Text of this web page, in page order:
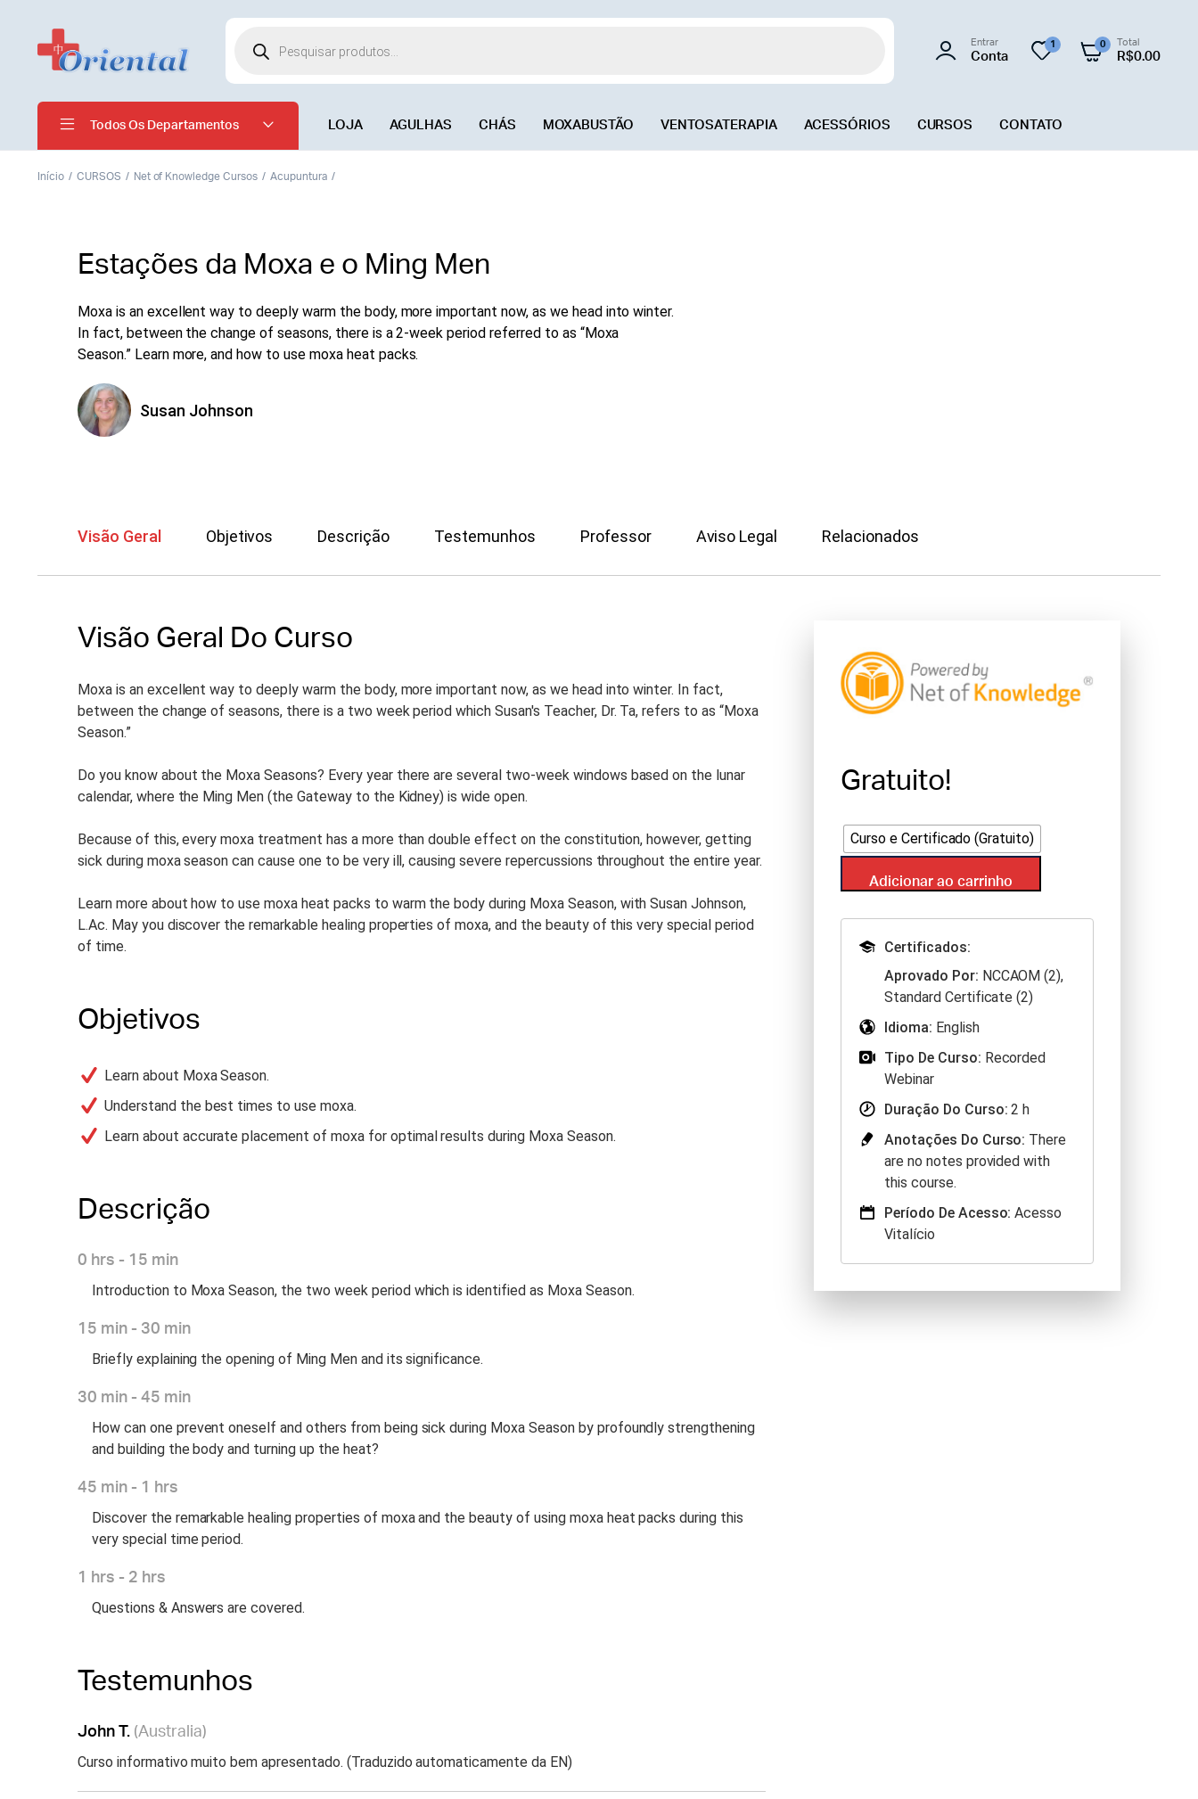
Entrar
Conta
1 0 Total
R$0.00
Todos Os Departamentos LOJA AGULHAS CHÁS MOXABUSTÃO VENTOSATERAPIA ACESSÓRIOS CURSOS CONTATO
Início CURSOS Net of Knowledge Cursos Acupuntura
Estações da Moxa e o Ming Men
Moxa is an excellent way to deeply warm the body, more important now, as we head into winter.
In fact, between the change of seasons, there is a 2-week period referred to as “Moxa
Season.” Learn more, and how to use moxa heat packs.
Susan Johnson
Visão Geral Objetivos Descrição Testemunhos Professor Aviso Legal Relacionados
Visão Geral Do Curso
Moxa is an excellent way to deeply warm the body, more important now, as we head into winter. In fact,
between the change of seasons, there is a two week period which Susan's Teacher, Dr. Ta, refers to as “Moxa
Season.”
Do you know about the Moxa Seasons? Every year there are several two-week windows based on the lunar
calendar, where the Ming Men (the Gateway to the Kidney) is wide open.
Because of this, every moxa treatment has a more than double effect on the constitution, however, getting
sick during moxa season can cause one to be very ill, causing severe repercussions throughout the entire year.
Learn more about how to use moxa heat packs to warm the body during Moxa Season, with Susan Johnson,
L.Ac. May you discover the remarkable healing properties of moxa, and the beauty of this very special period
of time.
Objetivos
Learn about Moxa Season.
Understand the best times to use moxa.
Learn about accurate placement of moxa for optimal results during Moxa Season.
Descrição
0 hrs - 15 min
Introduction to Moxa Season, the two week period which is identified as Moxa Season.
15 min - 30 min
Briefly explaining the opening of Ming Men and its significance.
30 min - 45 min
How can one prevent oneself and others from being sick during Moxa Season by profoundly strengthening
and building the body and turning up the heat?
45 min - 1 hrs
Discover the remarkable healing properties of moxa and the beauty of using moxa heat packs during this
very special time period.
1 hrs - 2 hrs
Questions & Answers are covered.
Testemunhos
John T. (Australia)
Curso informativo muito bem apresentado. (Traduzido automaticamente da EN)
Gratuito!
Curso e Certificado (Gratuito)
Adicionar ao carrinho
Certificados:
Aprovado Por: NCCAOM (2),
Standard Certificate (2)
Idioma: English
Tipo De Curso: Recorded
Webinar
Duração Do Curso: 2 h
Anotações Do Curso: There
are no notes provided with
this course.
Período De Acesso: Acesso
Vitalício